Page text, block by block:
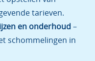
tarieven.
en onderhoud –
schommelingen in